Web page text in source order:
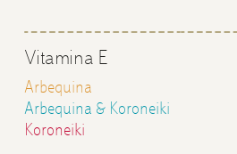
Vitamina E
Arbequina
Arbequina & Koroneiki
Koroneiki